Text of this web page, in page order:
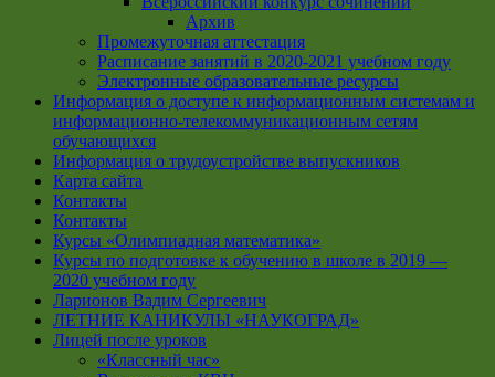
Архив
Промежуточная аттестация
Расписание занятий в 2020-2021 учебном году
Электронные образовательные ресурсы
Информация о доступе к информационным системам и
информационно-телекоммуникационным сетям
обучающихся
Информация о трудоустройстве выпускников
Карта сайта
Контакты
Контакты
Курсы «Олимпиадная математика»
Курсы по подготовке к обучению в школе в 2019 —
2020 учебном году
Ларионов Вадим Сергеевич
ЛЕТНИЕ КАНИКУЛЫ «НАУКОГРАД»
Лицей после уроков
«Классный час»